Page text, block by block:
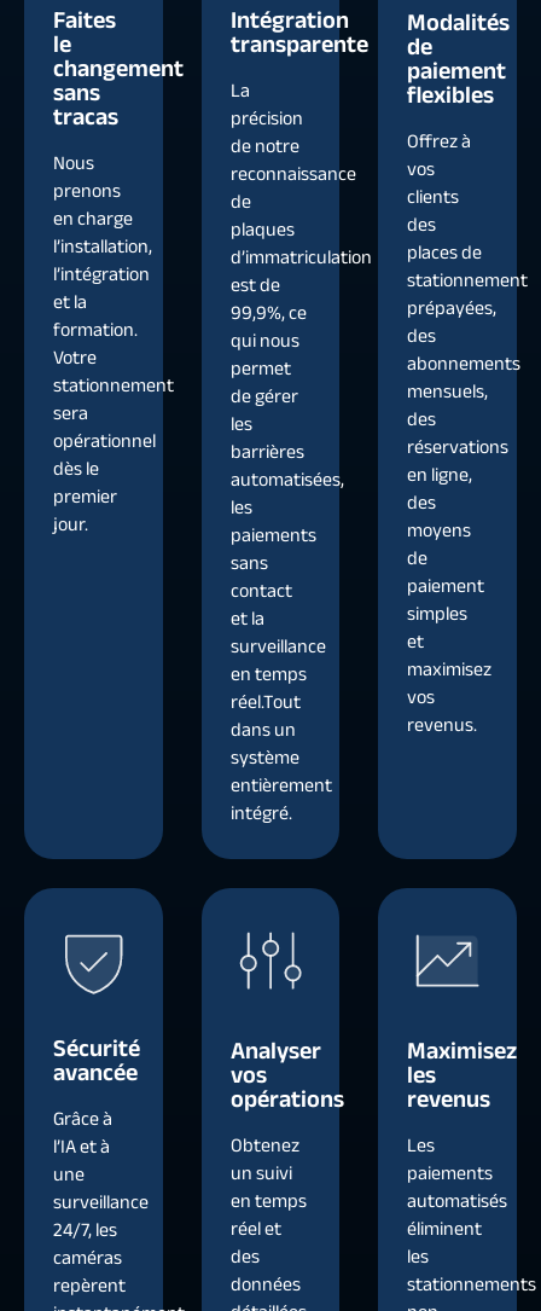
Faites
le
changement
sans
tracas
Nous
prenons
en charge
l’installation,
l’intégration
et la
formation.
Votre
stationnement
sera
opérationnel
dès le
premier
jour.
Intégration
transparente
La
précision
de notre
reconnaissance
de
plaques
d’immatriculation
est de
99,9%, ce
qui nous
permet
de gérer
les
barrières
automatisées,
les
paiements
sans
contact
et la
surveillance
en temps
réel.Tout
dans un
système
entièrement
intégré.
Modalités
de
paiement
flexibles
Offrez à
vos
clients
des
places de
stationnement
prépayées,
des
abonnements
mensuels,
des
réservations
en ligne,
des
moyens
de
paiement
simples
et
maximisez
vos
revenus.
Sécurité
avancée
Grâce à
l’IA et à
une
surveillance
24/7, les
caméras
repèrent
Analyser
vos
opérations
Obtenez
un suivi
en temps
réel et
des
données
Maximisez
les
revenus
Les
paiements
automatisés
éliminent
les
stationnements